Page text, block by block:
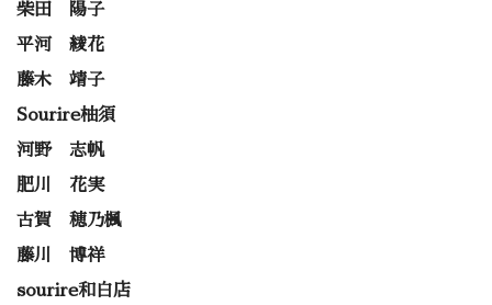
柴田 陽子
平河 綾花
藤木 靖子
Sourire柚須
河野 志帆
肥川 花実
古賀 穂乃楓
藤川 博祥
sourire和白店